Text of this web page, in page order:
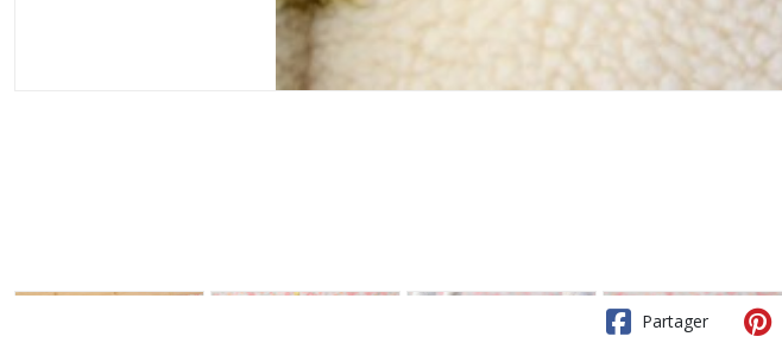
Partager